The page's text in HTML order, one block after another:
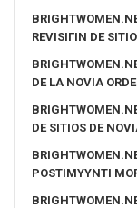
REVISIГІN DE
DE LA NOVIA
DE SITIOS DE
POSTIMYYNTI